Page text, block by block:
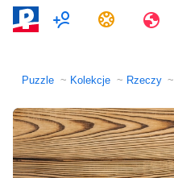
MultiplayerZadania
Puzzle Kolekcje Rzeczy